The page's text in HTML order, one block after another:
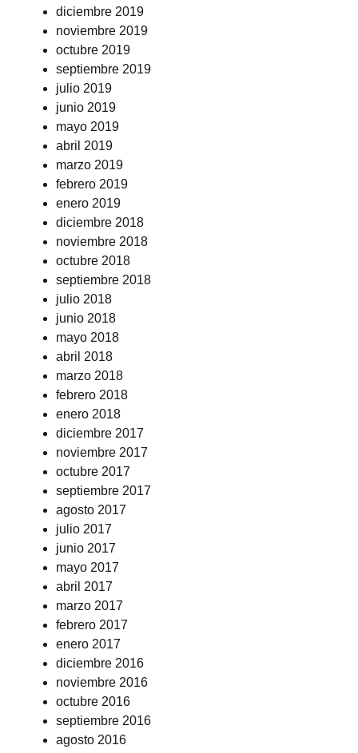
diciembre 2019
noviembre 2019
octubre 2019
septiembre 2019
julio 2019
junio 2019
mayo 2019
abril 2019
marzo 2019
febrero 2019
enero 2019
diciembre 2018
noviembre 2018
octubre 2018
septiembre 2018
julio 2018
junio 2018
mayo 2018
abril 2018
marzo 2018
febrero 2018
enero 2018
diciembre 2017
noviembre 2017
octubre 2017
septiembre 2017
agosto 2017
julio 2017
junio 2017
mayo 2017
abril 2017
marzo 2017
febrero 2017
enero 2017
diciembre 2016
noviembre 2016
octubre 2016
septiembre 2016
agosto 2016